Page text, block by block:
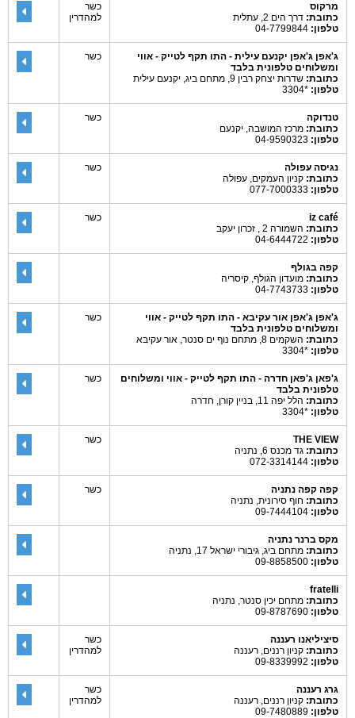
מרקוס
כתובת: דרך הים 2, עתלית
טלפון:
כשר
למהדרין
ג'אפן ג'אפן יקנעם עילית - התו תקף לטייק - אווי
ומשלוחים טלפונית בלבד
כתובת: שדרות יצחק רבין 9, מתחם ביג, יקנעם עילית
טלפון: *3304
כשר
טנדוקה
כתובת: מרכז המושבה, יקנעם
טלפון:
כשר
נגיסה עפולה
כתובת: קניון העמקים, עפולה
טלפון:
כשר
iz café
כתובת: השמורה 2 , זכרון יעקב
טלפון:
כשר
קפה בגולף
כתובת: מועדון הגולף, קיסריה
טלפון:
ג'אפן ג'אפן אור עקיבא - התו תקף לטייק - אווי
ומשלוחים טלפונית בלבד
כתובת: השקמים 8, מתחם נוף ים סנטר, אור עקיבא
טלפון: *3304
כשר
ג'פאן ג'פאן חדרה - התו תקף לטייק - אווי ומשלוחים
טלפונית בלבד
כתובת: הלל יפה 11, בניין קורן, חדרה
טלפון: *3304
כשר
THE VIEW
כתובת: גד מכנס 6, נתניה
טלפון:
כשר
קפה קפה נתניה
כתובת: חוף סירונית, נתניה
טלפון:
כשר
מקס ברנר נתניה
כתובת: מתחם ביג, גיבורי ישראל 17, נתניה
טלפון:
fratelli
כתובת: מתחם יכין סנטר, נתניה
טלפון:
סיציליאנו רעננה
כתובת: קניון רננים, רעננה
טלפון:
כשר
למהדרין
גרג רעננה
כתובת: קניון רננים, רעננה
טלפון:
כשר
למהדרין